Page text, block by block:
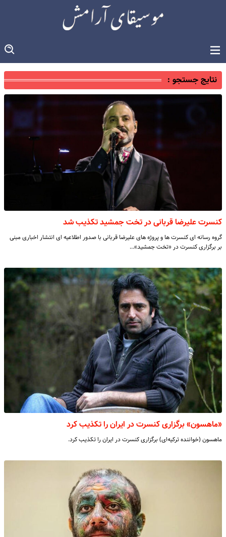
نتایج جستجو :
کنسرت علیرضا قربانی در تخت جمشید تکذیب شد
گروه رسانه ای کنسرت ها و پروژه های علیرضا قربانی با صدور اطلاعیه ای انتشار اخباری مبنی
بر برگزاری کنسرت در «تخت جمشید»…
«ماهسون» برگزاری کنسرت در ایران را تکذیب کرد
ماهسون (خواننده ترکیه‌ای) برگزاری کنسرت در ایران را تکذیب کرد.